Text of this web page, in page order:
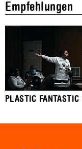
Empfehlungen
PLASTIC FANTASTIC